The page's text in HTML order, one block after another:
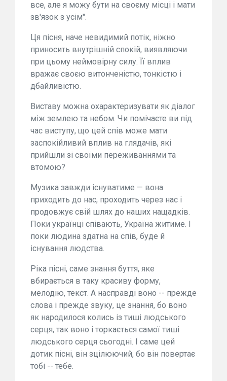
все, але я можу бути на своєму місці і мати
зв'язок з усім".
Ця пісня, наче невидимий потік, ніжно
приносить внутрішній спокій, виявляючи
при цьому неймовірну силу. Її вплив
вражає своєю витонченістю, тонкістю і
дбайливістю.
Виставу можна охарактеризувати як діалог
між землею та небом. Чи помічаєте ви під
час виступу, що цей спів може мати
заспокійливий вплив на глядачів, які
прийшли зі своїми переживаннями та
втомою?
Музика завжди існуватиме — вона
приходить до нас, проходить через нас і
продовжує свій шлях до наших нащадків.
Поки українці співають, Україна житиме. І
поки людина здатна на спів, буде й
існування людства.
Ріка пісні, саме знання буття, яке
вбирається в таку красиву форму,
мелодію, текст. А насправді воно -- прежде
слова і прежде звуку, це знання, бо воно
як народилося колись із тиші людського
серця, так воно і торкається самої тиші
людського серця сьогодні. І саме цей
дотик пісні, він зцілюючий, бо він повертає
тобі -- тебе.